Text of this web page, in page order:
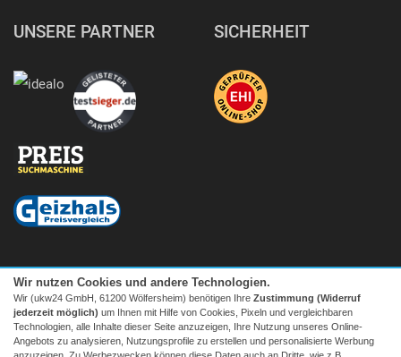
UNSERE PARTNER SICHERHEIT
Wir nutzen Cookies und andere Technologien.
Wir (ukw24 GmbH, 61200 Wölfersheim) benötigen Ihre Zustimmung (Widerruf
jederzeit möglich) um Ihnen mit Hilfe von Cookies, Pixeln und vergleichbaren
Technologien, alle Inhalte dieser Seite anzuzeigen, Ihre Nutzung unseres Online-
Angebots zu analysieren, Nutzungsprofile zu erstellen und personalisierte Werbung